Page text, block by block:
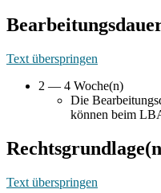
Text überspringen
2 — 4 Woche(n)
Die
können beim
Text überspringen